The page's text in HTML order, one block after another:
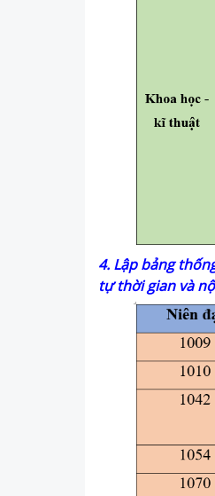
4. Lập bảng
tự thời gian và